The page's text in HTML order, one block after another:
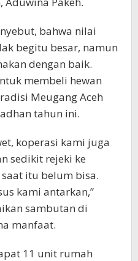
bahwa nilai
begitu besar, namun
dengan baik.
membeli hewan
Meugang Aceh
tahun ini.
koperasi kami juga
sedikit rejeki ke
itu belum bisa.
kami antarkan,”
sambutan di
manfaat.
11 unit rumah